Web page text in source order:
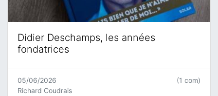
Didier Deschamps, les années
fondatrices
05/06/2026
Richard Coudrais
(1 com)